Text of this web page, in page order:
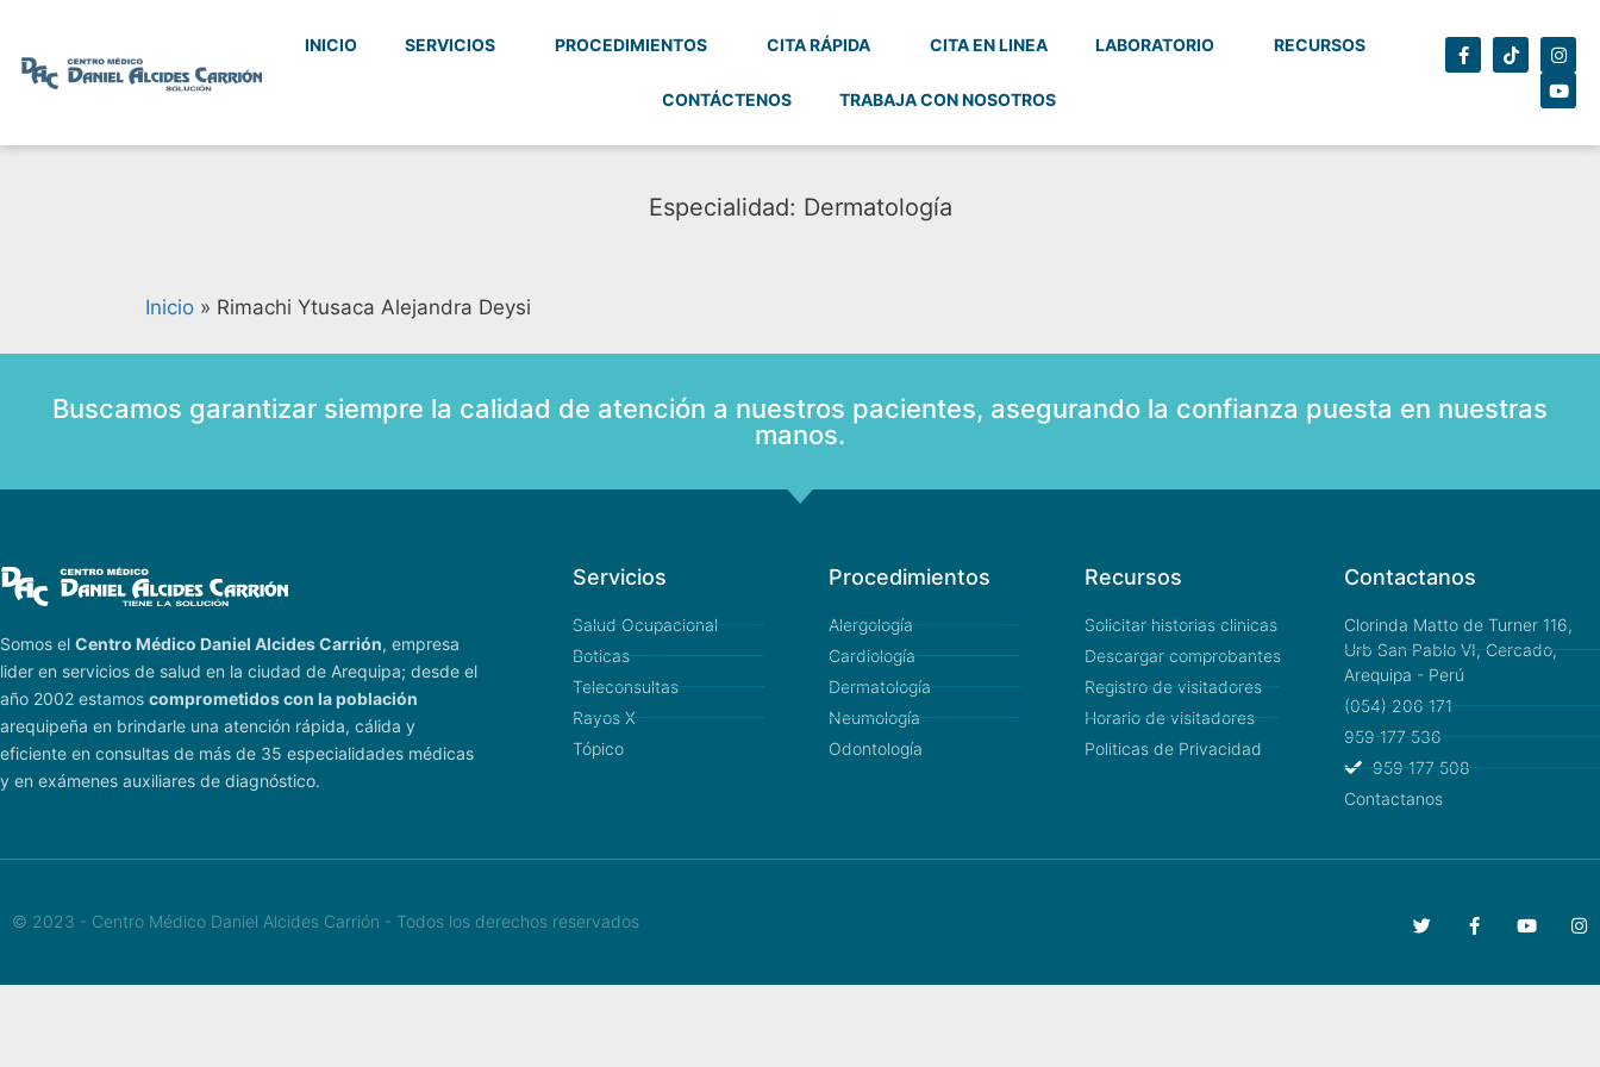
INICIO SERVICIOS PROCEDIMIENTOS CITA RÁPIDA CITA EN LINEA LABORATORIO RECURSOS
CONTÁCTENOS TRABAJA CON NOSOTROS
Especialidad: Dermatología
Inicio » Rimachi Ytusaca Alejandra Deysi
Buscamos garantizar siempre la calidad de atención a nuestros pacientes, asegurando la confianza puesta en nuestras
manos.
Somos el Centro Médico Daniel Alcides Carrión, empresa
lider en servicios de salud en la ciudad de Arequipa; desde el
año 2002 estamos comprometidos con la población
arequipeña en brindarle una atención rápida, cálida y
eficiente en consultas de más de 35 especialidades médicas
y en exámenes auxiliares de diagnóstico.
Servicios
Salud Ocupacional
Boticas
Teleconsultas
Rayos X
Tópico
Procedimientos
Alergología
Cardiología
Dermatología
Neumología
Odontología
Recursos
Solicitar historias clinicas
Descargar comprobantes
Registro de visitadores
Horario de visitadores
Politicas de Privacidad
Contactanos
Clorinda Matto de Turner 116,
Urb San Pablo VI, Cercado,
Arequipa - Perú
(054) 206 171
959 177 536
959 177 508
Contactanos
© 2023 - Centro Médico Daniel Alcides Carrión - Todos los derechos reservados